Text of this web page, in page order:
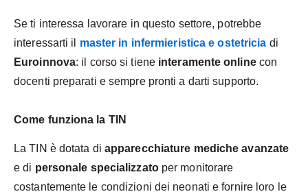
Se ti interessa lavorare in questo settore, potrebbe
interessarti il master in infermieristica e ostetricia di
Euroinnova: il corso si tiene interamente onlinecon
docenti preparati e sempre pronti a darti supporto.
Come funziona la TIN
La TIN è dotata di apparecchiature mediche avanzate
e di personale specializzatoper monitorare
costantemente le condizioni dei neonati e fornire loro le